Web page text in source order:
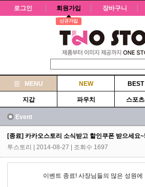
로그인 회원가입
신규가입
장바구니
MENU NEW BEST
지갑 파우치 스포
Event
[종료] 카카오스토리 소식받고 할인쿠폰 받으세요~!
투스토리
| 2014-08-27 | 조회수 1697
이벤트 종료! 사장님들의 많은 성원